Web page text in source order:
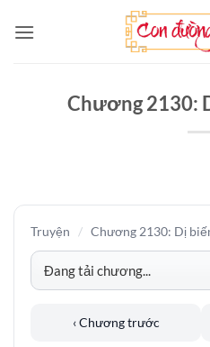
qua
Chương 2130:
Truyện / Chương 2130: Dị
‹ Chương trước